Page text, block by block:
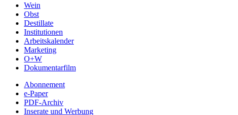
Wein
Obst
Destillate
Institutionen
Arbeitskalender
Marketing
O+W
Dokumentarfilm
Abonnement
e-Paper
PDF-Archiv
Inserate und Werbung